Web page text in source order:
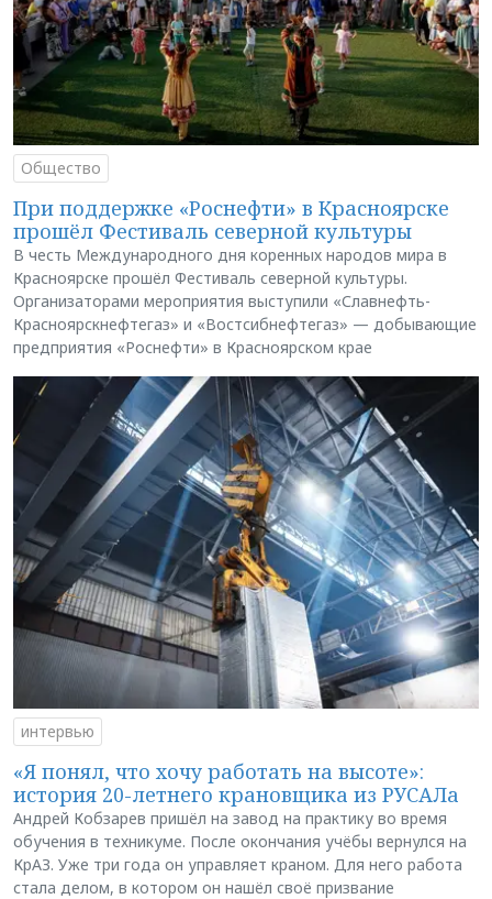
Общество
При поддержке «Роснефти» в Красноярске
прошёл Фестиваль северной культуры
В честь Международного дня коренных народов мира в
Красноярске прошёл Фестиваль северной культуры.
Организаторами мероприятия выступили «Славнефть-
Красноярскнефтегаз» и «Востсибнефтегаз» — добывающие
предприятия «Роснефти» в Красноярском крае
интервью
«Я понял, что хочу работать на высоте»:
история 20-летнего крановщика из РУСАЛа
Андрей Кобзарев пришёл на завод на практику во время
обучения в техникуме. После окончания учёбы вернулся на
КрАЗ. Уже три года он управляет краном. Для него работа
стала делом, в котором он нашёл своё призвание